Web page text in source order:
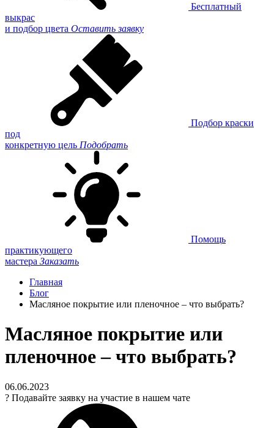
Бесплатный
выкрас
и подбор цвета Оставить заявку
Подбор краски
под
конкретную цель Подобрать
Помощь
практикующего
мастера Заказать
Главная
Блог
Масляное покрытие или пленочное – что выбрать?
Масляное покрытие или
пленочное – что выбрать?
06.06.2023
? Подавайте заявку на участие в нашем чате